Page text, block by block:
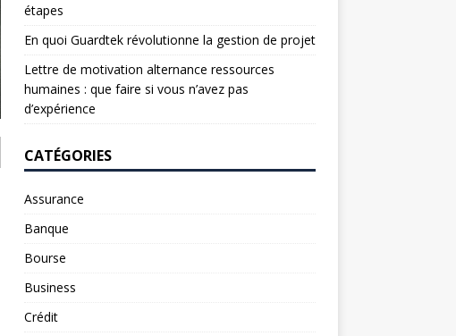
étapes
En quoi Guardtek révolutionne la gestion de projet
Lettre de motivation alternance ressources
humaines : que faire si vous n’avez pas
d’expérience
CATÉGORIES
Assurance
Banque
Bourse
Business
Crédit